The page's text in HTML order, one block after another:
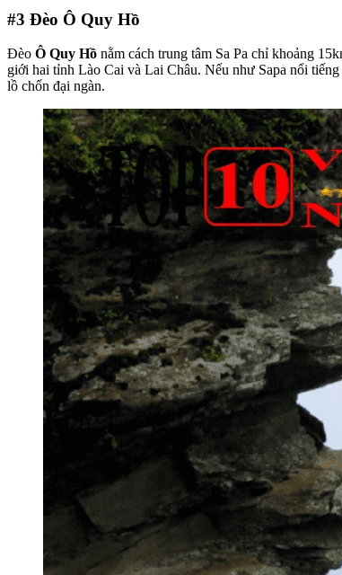
#3 Đèo Ô Quy Hồ
Đèo Ô Quy Hồ nằm cách trung tâm Sa Pa chỉ khoảng
giới hai tỉnh Lào Cai và Lai Châu. Nếu như Sapa nổi
lồ chốn đại ngàn.